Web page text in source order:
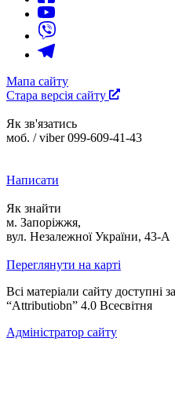
Мапа сайту
Стара версія сайту
Як зв'язатись
моб. / viber 099-609-41-43
Написати
Як знайти
м. Запоріжжя,
вул. Незалежної України, 43-А
Переглянути на карті
Всі матеріали сайту доступні
“Attributiobn” 4.0 Всесвітня
Адміністратор сайту